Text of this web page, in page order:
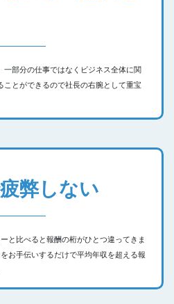
一部分の仕事ではなくビジネス全体に関
ことができるので社長の右腕として重宝
弊しない
と比べると報酬の桁がひとつ違ってきま
お手伝いするだけで平均年収を超える報